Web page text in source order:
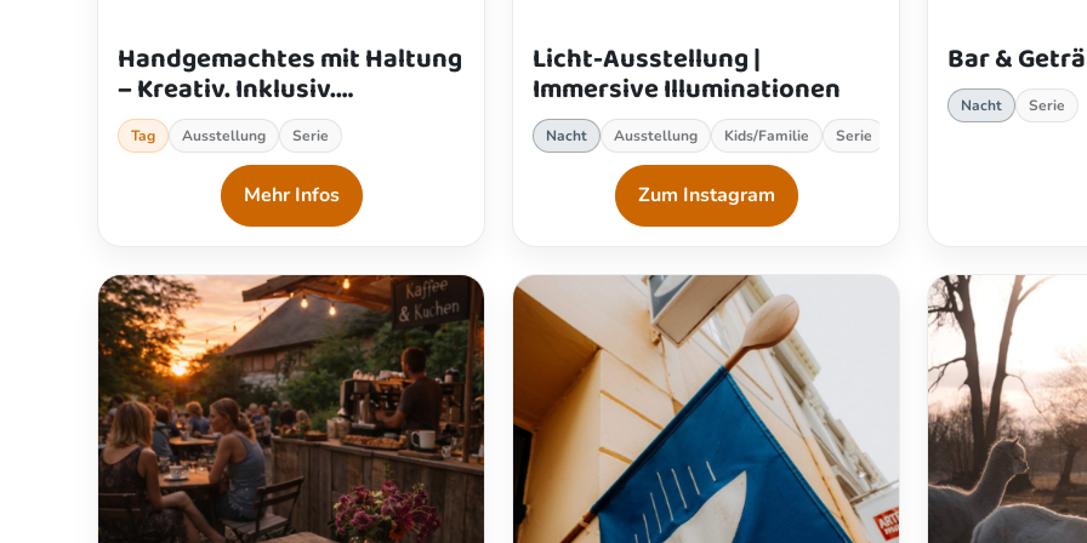
Handgemachtes mit Haltung
– Kreativ. Inklusiv.
Nachhaltig.
Tag Ausstellung Serie
Mehr Infos
Licht-Ausstellung |
Immersive Illuminationen
Nacht Ausstellung Kids/Familie Serie
Zum Instagram
Bar &
Nacht Serie